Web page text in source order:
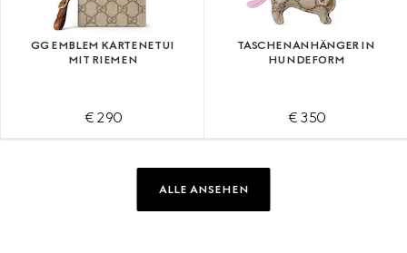
GG EMBLEM KARTENETUI
MIT RIEMEN
€ 290
TASCHENANHÄNGER IN
HUNDEFORM
€ 350
ALLE ANSEHEN